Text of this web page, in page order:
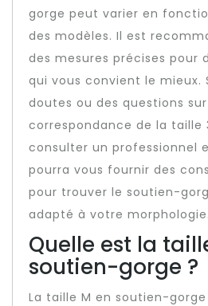
gorge peut varier en
des modèles. Il est
des mesures précises pour
qui vous convient le mieux.
doutes ou des questions
correspondance de la taille
consulter un professionnel
pourra vous fournir des
pour trouver le soutien-
adapté à votre morphologie.
Quelle est la
soutien-gorge ?
La taille M en soutien-